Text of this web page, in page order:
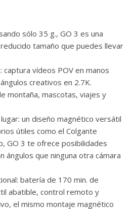
sólo 35 g., GO 3 es una
tamaño que puedes llevar
captura vídeos POV en manos
creativos en 2.7K.
montaña, mascotas, viajes y
un diseño magnético versátil
útiles como el Colgante
GO 3 te ofrece posibilidades
ángulos que ninguna otra cámara
batería de 170 min. de
abatible, control remoto y
el mismo montaje magnético